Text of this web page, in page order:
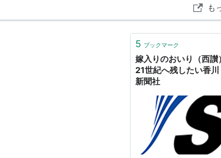
も
5 ブックマーク
嫁入りのおいり（西讃
21世紀へ残したい香川
新聞社